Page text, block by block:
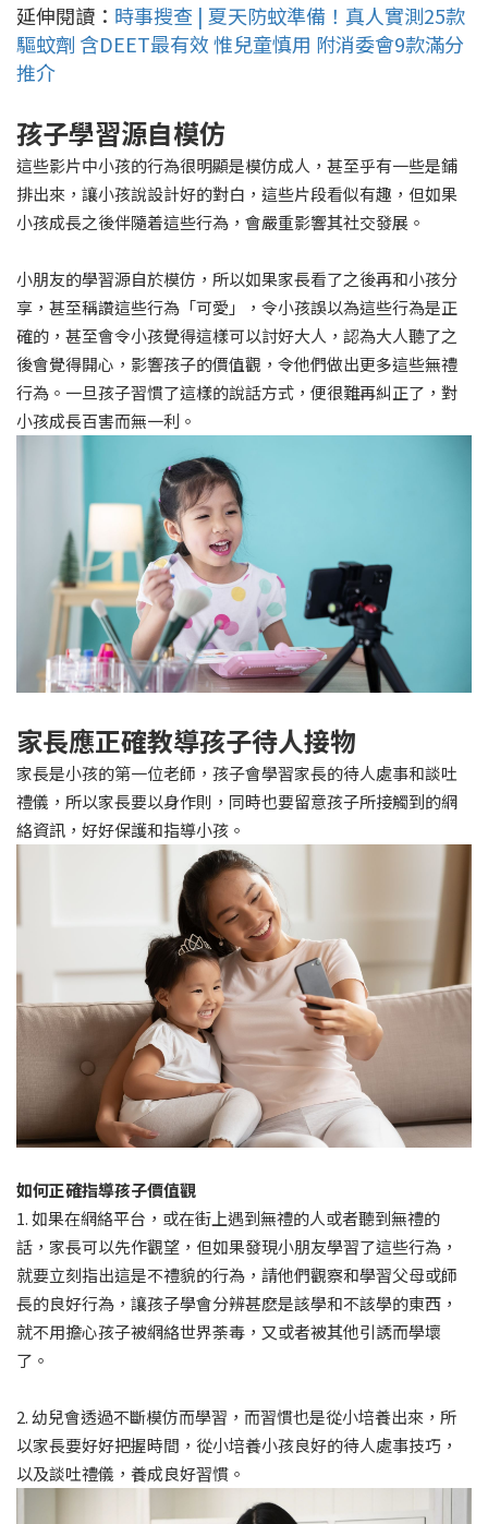
延伸閱讀： 時事搜查 | 夏天防蚊準備！真人實測25款
驅蚊劑 含DEET最有效 惟兒童慎用 附消委會9款滿分
推介
孩子學習源自模仿
這些影片中小孩的行為很明顯是模仿成人，甚至乎有一些是鋪
排出來，讓小孩說設計好的對白，這些片段看似有趣，但如果
小孩成長之後伴隨着這些行為，會嚴重影響其社交發展。
小朋友的學習源自於模仿，所以如果家長看了之後再和小孩分
享，甚至稱讚這些行為「可愛」，令小孩誤以為這些行為是正
確的，甚至會令小孩覺得這樣可以討好大人，認為大人聽了之
後會覺得開心，影響孩子的價值觀，令他們做出更多這些無禮
行為。一旦孩子習慣了這樣的說話方式，便很難再糾正了，對
小孩成長百害而無一利。
家長應正確教導孩子待人接物
家長是小孩的第一位老師，孩子會學習家長的待人處事和談吐
禮儀，所以家長要以身作則，同時也要留意孩子所接觸到的網
絡資訊，好好保護和指導小孩。
如何正確指導孩子價值觀
1. 如果在網絡平台，或在街上遇到無禮的人或者聽到無禮的
話，家長可以先作觀望，但如果發現小朋友學習了這些行為，
就要立刻指出這是不禮貌的行為，請他們觀察和學習父母或師
長的良好行為，讓孩子學會分辨甚麽是該學和不該學的東西，
就不用擔心孩子被網絡世界荼毒，又或者被其他引誘而學壞
了。
2. 幼兒會透過不斷模仿而學習，而習慣也是從小培養出來，所
以家長要好好把握時間，從小培養小孩良好的待人處事技巧，
以及談吐禮儀，養成良好習慣。